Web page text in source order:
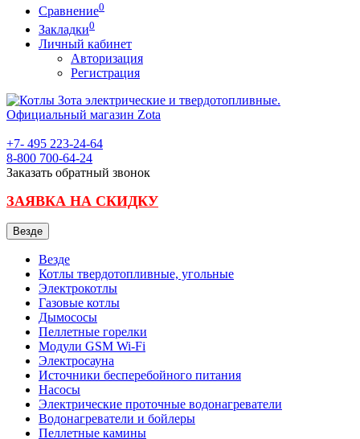
Сравнение0
Закладки0
Личный кабинет
Авторизация
Регистрация
+7- 495 223-24-64
8-800 700-64-24
Заказать обратный звонок
ЗАЯВКА НА СКИДКУ
Везде
Везде
Котлы твердотопливные, угольные
Электрокотлы
Газовые котлы
Дымососы
Пеллетные горелки
Модули GSM Wi-Fi
Электросауна
Источники бесперебойного питания
Насосы
Электрические проточные водонагреватели
Водонагреватели и бойлеры
Пеллетные камины